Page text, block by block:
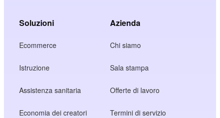
Soluzioni
Ecommerce
Istruzione
Assistenza sanitaria
Economia dei creatori
Azienda
Chi siamo
Sala stampa
Offerte di lavoro
Termini di servizio